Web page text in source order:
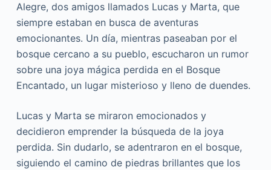
Alegre, dos amigos llamados Lucas y Marta, que
siempre estaban en busca de aventuras
emocionantes. Un día, mientras paseaban por el
bosque cercano a su pueblo, escucharon un rumor
sobre una joya mágica perdida en el Bosque
Encantado, un lugar misterioso y lleno de duendes.
Lucas y Marta se miraron emocionados y
decidieron emprender la búsqueda de la joya
perdida. Sin dudarlo, se adentraron en el bosque,
siguiendo el camino de piedras brillantes que los